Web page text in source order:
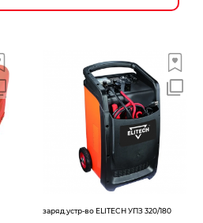
заряд.устр-во ELITECH УПЗ 320/180